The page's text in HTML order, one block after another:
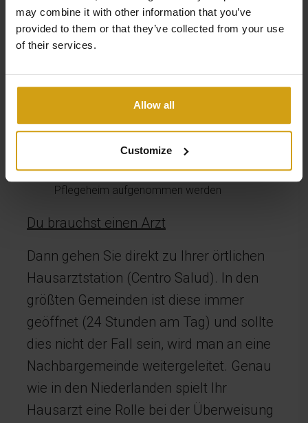
may combine it with other information that you’ve
provided to them or that they’ve collected from your use
of their services.
Allow all
Customize
Du brauchst einen Arzt
Sie haben einen Notfall
Sie benötigen einen Physiotherapeuten oder
Zahnarzt
Sie brauchen häusliche Pflege
Sie müssen in einem Pflegeheim oder
Pflegeheim aufgenommen werden
Du brauchst einen Arzt
Dann gehen Sie direkt zu Ihrer örtlichen
Hausarztstation (Centro Salud). In den
größten Gemeinden ist diese immer
geöffnet (24 Stunden am Tag) und sollte
dies nicht der Fall sein, wird man an eine
Nachbargemeinde weitergeleitet. Genau
wie in den Niederlanden spielt Ihr
Hausarzt eine Rolle bei der Überweisung